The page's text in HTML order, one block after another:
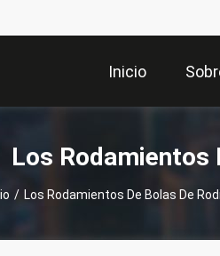
Inicio
Los Rodamientos
/ Los Rodamientos De Bolas De